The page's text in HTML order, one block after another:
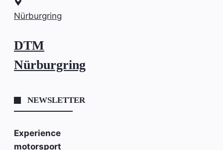
Nürburgring
DTM
Nürburgring
NEWSLETTER
Experience
motorsport